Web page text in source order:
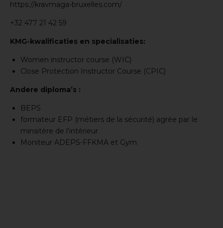
https://kravmaga-bruxelles.com/
+32 477 21 42 59
KMG-kwalificaties en specialisaties:
Women instructor course (WIC)
Close Protection Instructor Course (CPIC)
Andere diploma’s :
BEPS
formateur EFP (métiers de la sécurité) agrée par le
minsitère de l’intérieur
Moniteur ADEPS-FFKMA et Gym